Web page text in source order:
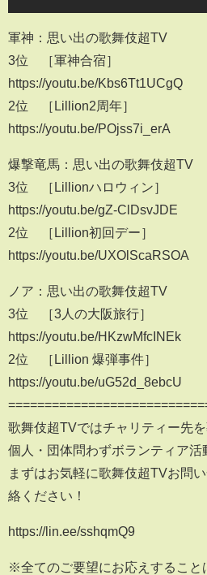
軍神：思い出の歌舞伎超TV
3位 ［軍神合宿］
https://youtu.be/Kbs6Tt1UCgQ
2位 ［Lillion2周年］
https://youtu.be/POjss7i_erA
爆撃竜馬：思い出の歌舞伎超TV
3位 ［Lillionハロウィン］
https://youtu.be/gZ-ClDsvJDE
2位 ［Lillion初回デー］
https://youtu.be/UXOlScaRSOA
ノア：思い出の歌舞伎超TV
3位 ［3人の大阪旅行］
https://youtu.be/HKzwMfcINEk
2位 ［Lillion 爆弾事件］
https://youtu.be/uG52d_8ebcU
歌舞伎超TVではチャリティー先を
個人・団体問わずボランティア活
まずはお気軽に歌舞伎超TVお問
絡ください！
https://lin.ee/sshqmQ9
※全てのご要望にお応えすること